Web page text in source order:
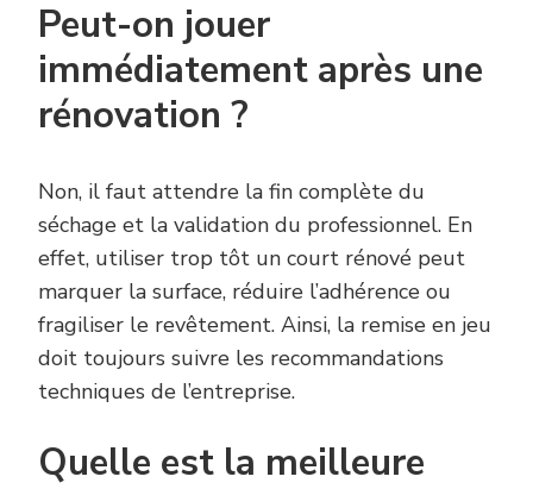
Peut-on jouer
immédiatement après une
rénovation ?
Non, il faut attendre la fin complète du
séchage et la validation du professionnel. En
effet, utiliser trop tôt un court rénové peut
marquer la surface, réduire l’adhérence ou
fragiliser le revêtement. Ainsi, la remise en jeu
doit toujours suivre les recommandations
techniques de l’entreprise.
Quelle est la meilleure